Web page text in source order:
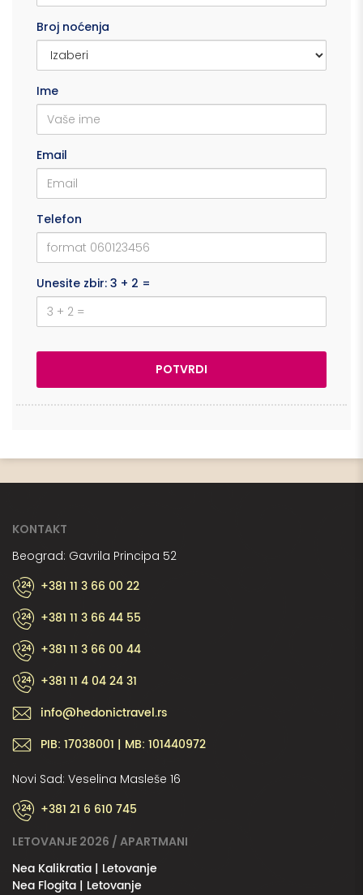
Broj noćenja
Ime
Email
Telefon
Unesite zbir: 3 + 2 =
KONTAKT
Beograd: Gavrila Principa 52
+381 11 3 66 00 22
+381 11 3 66 44 55
+381 11 3 66 00 44
+381 11 4 04 24 31
info@hedonictravel.rs
PIB: 17038001 | MB: 101440972
Novi Sad: Veselina Masleše 16
+381 21 6 610 745
LETOVANJE 2026 / APARTMANI
Nea Kalikratia | Letovanje
Nea Flogita | Letovanje